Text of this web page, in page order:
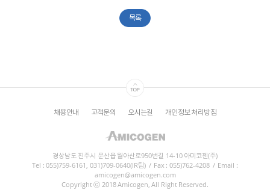
목록
채용안내 고객문의 오시는길 개인정보 처리방침
경상남도 진주시 문산읍 월아산로950번길 14-10 아미코젠(주)
Tel : 055)759-6161, 031)709-0640(IR팀) / Fax : 055)762-4208 / Email :
amicogen@amicogen.com
Copyright ⓒ 2018 Amicogen, All Right Reserved.